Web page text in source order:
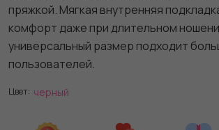
пряжкой. Мягкая внутренняя
комфорт даже при длительном
универсальный размер подходит
пользователей.
Цвет: черный